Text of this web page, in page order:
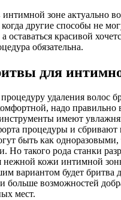
интимной зоне актуально
другие способы не
оставаться красивой
обязательна.
для
удаления волос
надо правильно
имеют
процедуры и сбривают
быть как одноразовыми,
Но такого рода станки
нежной кожи интимной
вариантом будет бритва
больше возможностей
мест.